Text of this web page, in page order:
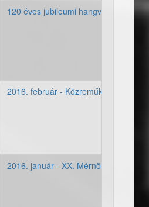
plakat.jpg
120 éves jubileumi hangverseny
2016. február - Közreműködés az
2016. január - XX. Mérnökbál